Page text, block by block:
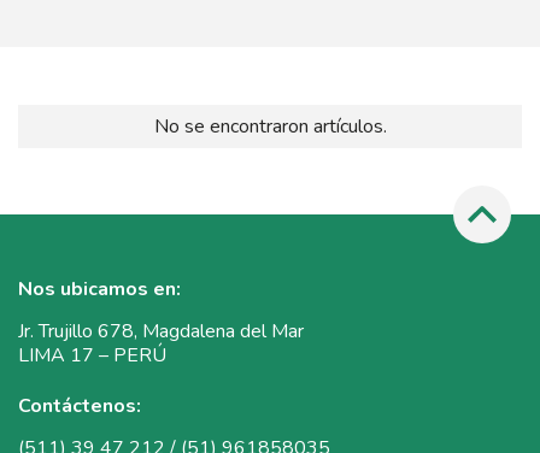
No se encontraron artículos.
Nos ubicamos en:
Jr. Trujillo 678, Magdalena del Mar
LIMA 17 – PERÚ
Contáctenos: